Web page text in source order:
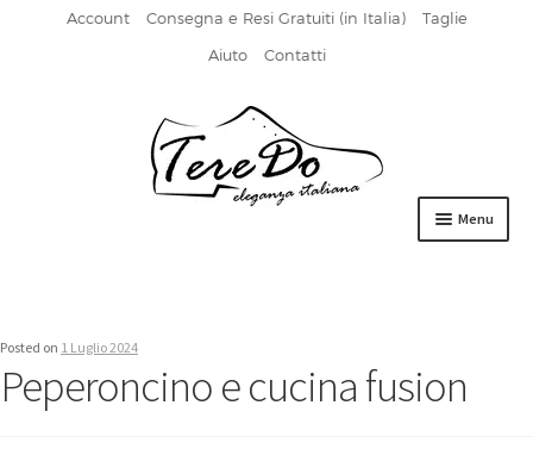
Account Consegna e Resi Gratuiti (in Italia)
Taglie
Aiuto
Contatti
Menu
FIBBIA
Posted on 1 Luglio 2024
Peperoncino e cucina fusion